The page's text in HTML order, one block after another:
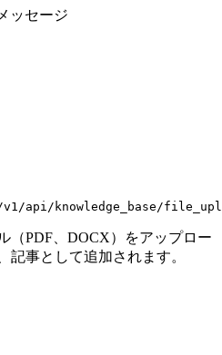
ッセージ
api/knowledge_base/
（PDF、DOCX）をアップロー
記事として追加されます。